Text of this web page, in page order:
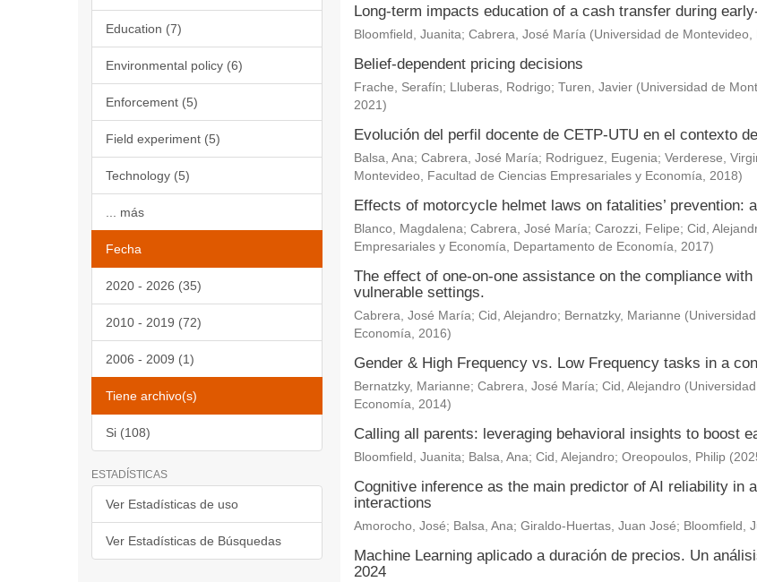
Education (7)
Environmental policy (6)
Enforcement (5)
Field experiment (5)
Technology (5)
... más
Fecha
2020 - 2026 (35)
2010 - 2019 (72)
2006 - 2009 (1)
Tiene archivo(s)
Si (108)
ESTADÍSTICAS
Ver Estadísticas de uso
Ver Estadísticas de Búsquedas
Long-term impacts education of a cash transfer during
Bloomfield, Juanita; Cabrera, José María (Universidad de
Belief-dependent pricing decisions
Frache, Serafín; Lluberas, Rodrigo; Turen, Javier (Universidad de
2021)
Evolución del perfil docente de CETP-UTU en el contexto
Balsa, Ana; Cabrera, José María; Rodriguez, Eugenia; Verderese,
Montevideo, Facultad de Ciencias Empresariales y Economía, 2018)
Effects of motorcycle helmet laws on fatalities’ prevention:
Blanco, Magdalena; Cabrera, José María; Carozzi, Felipe; Cid,
Empresariales y Economía, Departamento de Economía, 2017)
The effect of one-on-one assistance on the compliance
vulnerable settings.
Cabrera, José María; Cid, Alejandro; Bernatzky, Marianne (
Economía, 2016)
Gender & High Frequency vs. Low Frequency tasks in a
Bernatzky, Marianne; Cabrera, José María; Cid, Alejandro (
Economía, 2014)
Calling all parents: leveraging behavioral insights to boost
Bloomfield, Juanita; Balsa, Ana; Cid, Alejandro; Oreopoulos, Philip (
Cognitive inference as the main predictor of AI reliability in
interactions
Amorocho, José; Balsa, Ana; Giraldo-Huertas, Juan José; Bloomfield,
Machine Learning aplicado a duración de precios. Un
2024